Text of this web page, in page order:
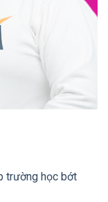
trường học bớt